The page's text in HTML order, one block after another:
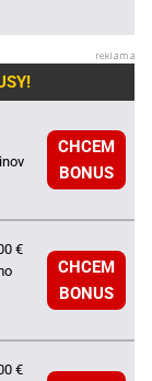
CHCEM
BONUS
€
CHCEM
BONUS
€